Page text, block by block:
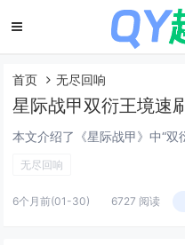
首页 无尽回响
无尽回响
6个月前(01-30) 6727 阅读